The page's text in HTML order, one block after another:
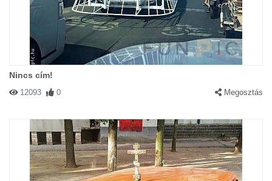
Nincs cím!
12093 0 Megosztás